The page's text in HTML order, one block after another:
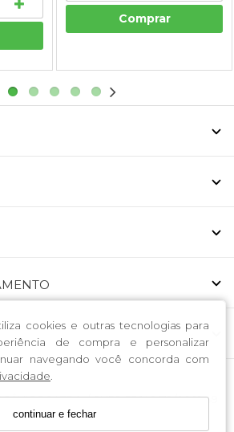
cookies e outras tecnologias para
de compra e personalizar
navegando você concorda com
continuar e fechar
Comprar
LTDA. / CNPJ: 53.146.519/0001-49
Nossa Senhora da Luz 223